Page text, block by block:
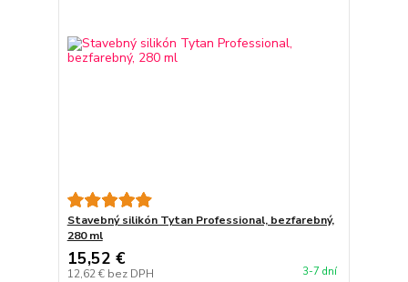
Stavebný silikón Tytan Professional, bezfarebný,
280 ml
15,52 €
12,62 € bez DPH 3-7 dní